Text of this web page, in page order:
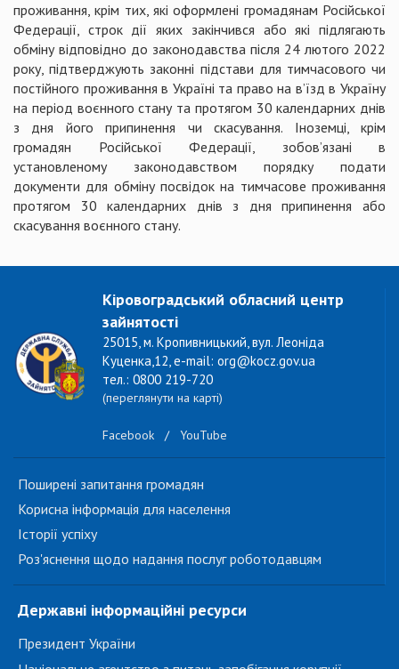
проживання, крім тих, які оформлені громадянам Російської
Федерації, строк дії яких закінчився або які підлягають
обміну відповідно до законодавства після 24 лютого 2022
року, підтверджують законні підстави для тимчасового чи
постійного проживання в Україні та право на в’їзд в Україну
на період воєнного стану та протягом 30 календарних днів
з дня його припинення чи скасування. Іноземці, крім
громадян Російської Федерації, зобов’язані в
установленому законодавством порядку подати
документи для обміну посвідок на тимчасове проживання
протягом 30 календарних днів з дня припинення або
скасування воєнного стану.
Кіровоградський обласний центр
зайнятості
25015, м. Кропивницький, вул. Леоніда
Куценка,12, e-mail: org@kocz.gov.ua
тел.: 0800 219-720
(переглянути на карті)
Facebook / YouTube
Поширені запитання громадян
Корисна інформація для населення
Історії успіху
Роз'яснення щодо надання послуг роботодавцям
Державні інформаційні ресурси
Президент України